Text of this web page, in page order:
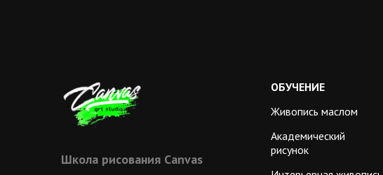
Школа рисования Сanvas
ОБУЧЕНИЕ
Живопись маслом
Академический
рисунок